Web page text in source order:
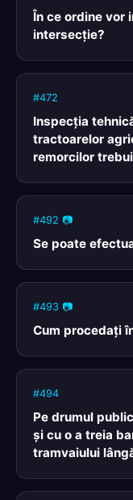
În ce ordine vor
intersecţie?
#472
Inspecția
tractoarelor
remorcilor
#492 📷
Se poate
#493 📷
Cum procedaţi
#494
Pe drumul
şi cu o a treia
tramvaiului